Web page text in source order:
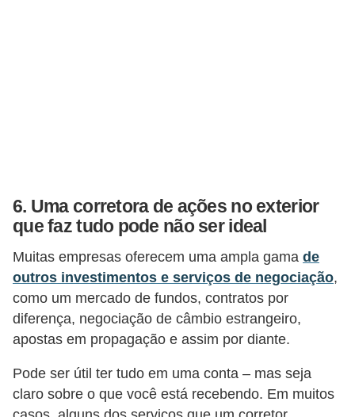
6. Uma corretora de ações no exterior
que faz tudo pode não ser ideal
Muitas empresas oferecem uma ampla gama de
outros investimentos e serviços de negociação,
como um mercado de fundos, contratos por
diferença, negociação de câmbio estrangeiro,
apostas em propagação e assim por diante.
Pode ser útil ter tudo em uma conta – mas seja
claro sobre o que você está recebendo. Em muitos